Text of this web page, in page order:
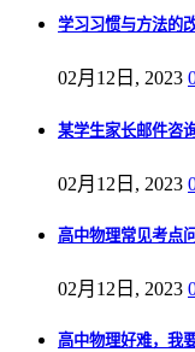
学习习惯与方法的
02月12日, 2023
某学生家长邮件咨
02月12日, 2023
高中物理常见考点
02月12日, 2023
高中物理好难，我